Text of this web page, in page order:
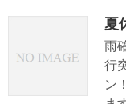
夏
雨
行
ン